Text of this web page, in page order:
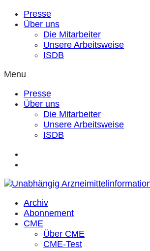
Presse
Über uns
Die Mitarbeiter
Unsere Arbeitsweise
ISDB
Menu
Presse
Über uns
Die Mitarbeiter
Unsere Arbeitsweise
ISDB
Archiv
Abonnement
CME
Über CME
CME-Test